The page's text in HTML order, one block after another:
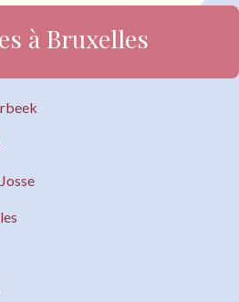
à Bruxelles